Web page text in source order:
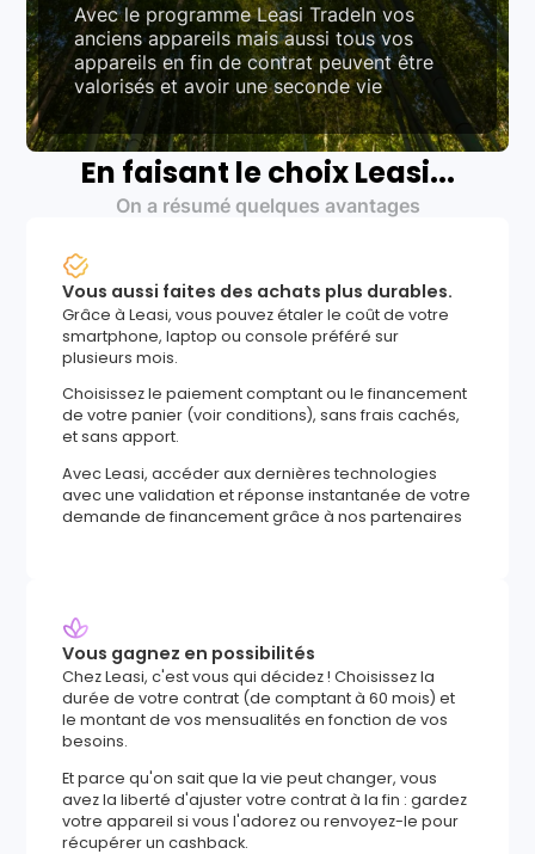
Avec le programme Leasi TradeIn vos
anciens appareils mais aussi tous vos
appareils en fin de contrat peuvent être
valorisés et avoir une seconde vie
En faisant le choix Leasi...
On a résumé quelques avantages
Vous aussi faites des achats plus durables.
Grâce à Leasi, vous pouvez étaler le coût de votre
smartphone, laptop ou console préféré sur
plusieurs mois.
Choisissez le paiement comptant ou le financement
de votre panier (voir conditions), sans frais cachés,
et sans apport.
Avec Leasi, accéder aux dernières technologies
avec une validation et réponse instantanée de votre
demande de financement grâce à nos partenaires
Vous gagnez en possibilités
Chez Leasi, c'est vous qui décidez ! Choisissez la
durée de votre contrat (de comptant à 60 mois) et
le montant de vos mensualités en fonction de vos
besoins.
Et parce qu'on sait que la vie peut changer, vous
avez la liberté d'ajuster votre contrat à la fin : gardez
votre appareil si vous l'adorez ou renvoyez-le pour
récupérer un cashback.